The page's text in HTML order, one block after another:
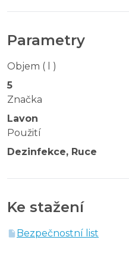
Parametry
Objem ( l )
5
Značka
Lavon
Použití
Dezinfekce, Ruce
Ke stažení
Bezpečnostní list